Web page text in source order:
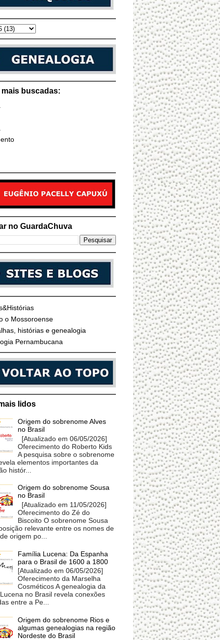
buscadas:
no GuardaChuva
o Mossoroense
histórias e genealogia
Pernambucana
lidos
Origem do sobrenome Alves
no Brasil
[Atualizado em 06/05/2026]
Oferecimento do Roberto Kids
A pesquisa sobre o sobrenome
elementos importantes da
histór...
Origem do sobrenome Sousa
no Brasil
[Atualizado em 11/05/2026]
Oferecimento do Zé do
Biscoito O sobrenome Sousa
relevante entre os nomes de
origem po...
Família Lucena: Da Espanha
para o Brasil de 1600 a 1800
[Atualizado em 06/05/2026]
Oferecimento da Marselha
Cosméticos A genealogia da
no Brasil revela conexões
entre a Pe...
Origem do sobrenome Rios e
algumas genealogias na região
Nordeste do Brasil